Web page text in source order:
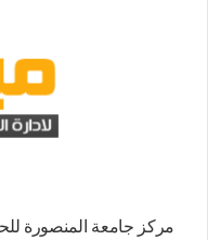
مركز جامعة المنصورة